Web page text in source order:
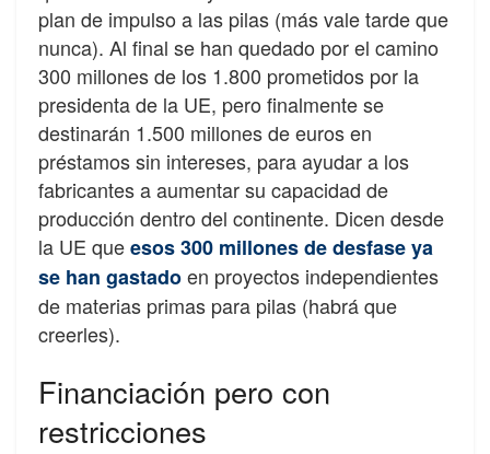
plan de impulso a las pilas (más vale tarde que
nunca). Al final se han quedado por el camino
300 millones de los 1.800 prometidos por la
presidenta de la UE, pero finalmente se
destinarán 1.500 millones de euros en
préstamos sin intereses, para ayudar a los
fabricantes a aumentar su capacidad de
producción dentro del continente. Dicen desde
la UE queesos 300 millones de desfase ya
se han gastadoen proyectos independientes
de materias primas para pilas (habrá que
creerles).
Financiación pero con
restricciones